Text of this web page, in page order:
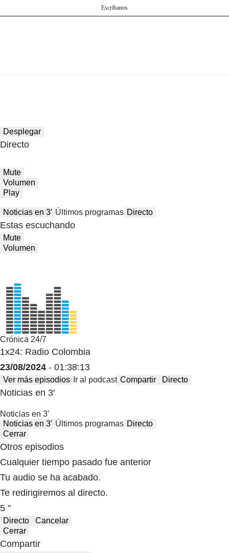
Escríbanos
Desplegar
Directo
Mute
Volumen
Play
Noticias en 3′ Últimos programas Directo
Estas escuchando
Mute
Volumen
Crónica 24/7
1x24: Radio Colombia
23/08/2024 - 01:38:13
Ver más episodios Ir al podcast Compartir Directo
Noticias en 3′
Noticias en 3′
Noticias en 3′ Últimos programas Directo
Cerrar
Otros episodios
Cualquier tiempo pasado fue anterior
Tu audio se ha acabado.
Te redirigiremos al directo.
5 "
Directo
Cancelar
Cerrar
Compartir